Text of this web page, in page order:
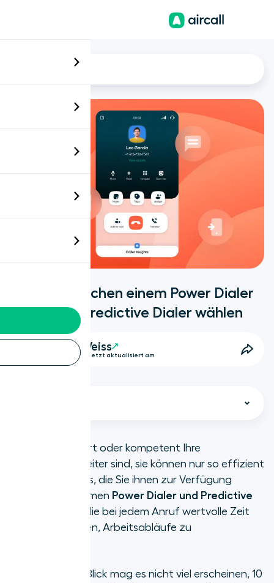
Wie Sie zwischen einem Power Dialer
und einem Predictive Dialer wählen
Daniel Weiss
8 Minuten • Zuletzt aktualisiert am
Was ist ein Predictive Dialer?
Power Dialer und Predictive Dialer:
Egal wie motiviert oder kompetent Ihre
Vertriebsmitarbeiter sind, sie können nur so effizient
sein wie die Tools, die Sie ihnen zur Verfügung
stellen. Hier kommen Power Dialer und Predictive
ins Spiel, die bei jedem Anruf wertvolle Zeit
sparen und helfen, Arbeitsabläufe zu
Auf den ersten Blick mag es nicht viel erscheinen, 10